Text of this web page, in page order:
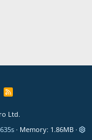
R
Ltd.
Memory 1.86MB